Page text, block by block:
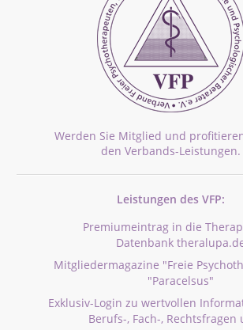
Werden Sie Mitglied und
den Verbands-Leistungen.
Leistungen des VFP:
Premiumeintrag in die
Datenbank
Mitgliedermagazine "Freie
"Paracelsus"
Exklusiv-Login zu wertvollen
Berufs-, Fach-, Rechtsfragen